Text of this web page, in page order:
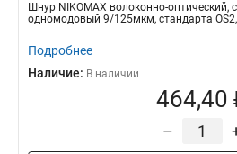
Шнур NIKOMAX волоконно-оптический,
одномодовый 9/125мкм, стандарта OS2,
Подробнее
Наличие: В наличии
464,40
–